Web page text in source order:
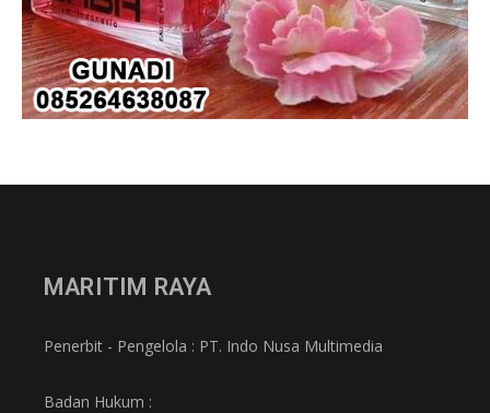
MARITIM RAYA
Penerbit - Pengelola : PT. Indo Nusa Multimedia
Badan Hukum :